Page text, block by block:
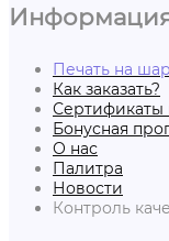
Печать на
Как заказать?
Сертификаты
Бонусная
О нас
Палитра
Новости
Контроль